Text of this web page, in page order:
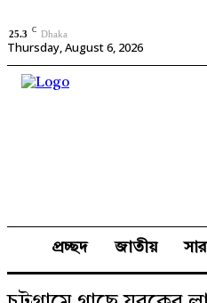
25.3 C Dhaka
Thursday, August 6, 2026
প্রচ্ছদ জাতীয়